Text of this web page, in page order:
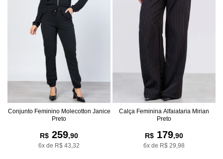
Conjunto Feminino Molecotton Janice
Preto
R$ 259,90
6x de R$ 43,32
Calça Feminina Alfaiataria Mirian
Preto
R$ 179,90
6x de R$ 29,98